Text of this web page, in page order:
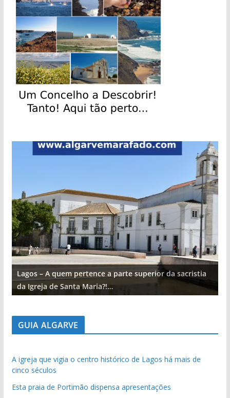
Lagos – A quem pertence a parte superior da sacristia
da Igreja de Santa Maria?!…
GUIA ALGARVE
A igreja que vigia o centro histórico de Lagos há mais de
cinco séculos
Esta praia de Portimão dispensa apresentações